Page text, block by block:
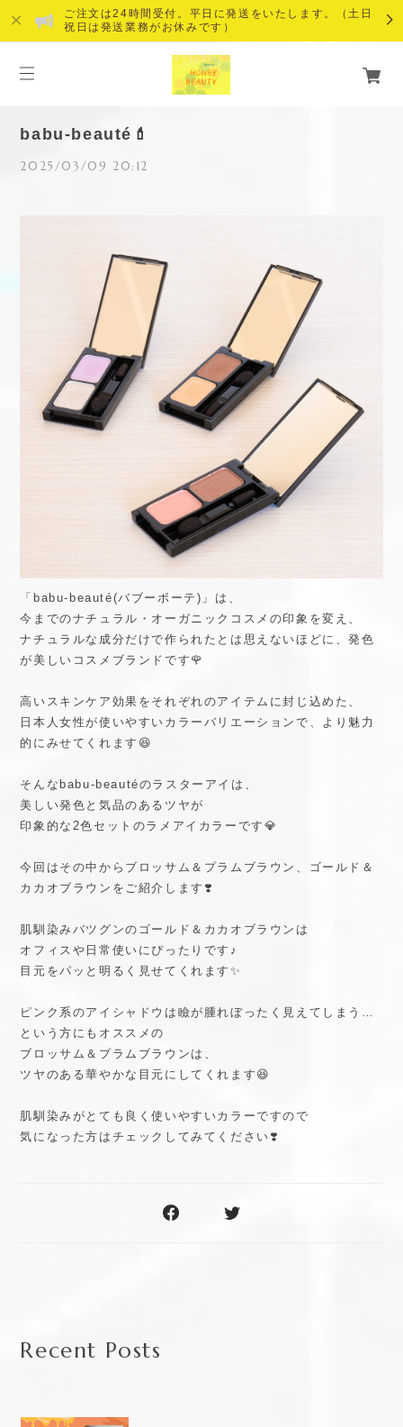
ご注文は24時間受付。平日に発送をいたします。（土日
祝日は発送業務がお休みです）
babu-beauté💄
2025/03/09 20:12
「babu-beauté(バブーボーテ)」は、
今までのナチュラル・オーガニックコスメの印象を変え、
ナチュラルな成分だけで作られたとは思えないほどに、発色
が美しいコスメブランドです🌹
高いスキンケア効果をそれぞれのアイテムに封じ込めた、
日本人女性が使いやすいカラーバリエーションで、より魅力
的にみせてくれます😆
そんなbabu-beautéのラスターアイは、
美しい発色と気品のあるツヤが
印象的な2色セットのラメアイカラーです💎
今回はその中からブロッサム＆プラムブラウン、ゴールド＆
カカオブラウンをご紹介します❣️
肌馴染みバツグンのゴールド＆カカオブラウンは
オフィスや日常使いにぴったりです♪
目元をパッと明るく見せてくれます✨
ピンク系のアイシャドウは瞼が腫れぼったく見えてしまう…
という方にもオススメの
ブロッサム＆プラムブラウンは、
ツヤのある華やかな目元にしてくれます😆
肌馴染みがとても良く使いやすいカラーですので
気になった方はチェックしてみてください❣️
Recent Posts